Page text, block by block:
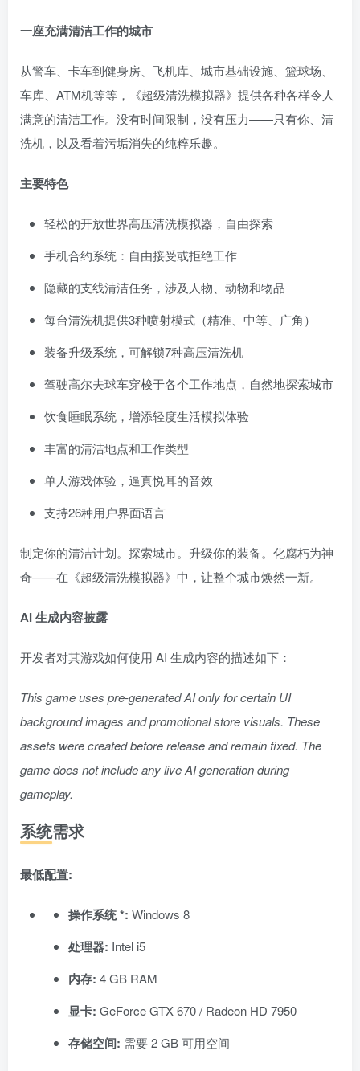
一座充满清洁工作的城市
从警车、卡车到健身房、飞机库、城市基础设施、篮球场、
车库、ATM机等等，《超级清洗模拟器》提供各种各样令人
满意的清洁工作。没有时间限制，没有压力——只有你、清
洗机，以及看着污垢消失的纯粹乐趣。
主要特色
轻松的开放世界高压清洗模拟器，自由探索
手机合约系统：自由接受或拒绝工作
隐藏的支线清洁任务，涉及人物、动物和物品
每台清洗机提供3种喷射模式（精准、中等、广角）
装备升级系统，可解锁7种高压清洗机
驾驶高尔夫球车穿梭于各个工作地点，自然地探索城市
饮食睡眠系统，增添轻度生活模拟体验
丰富的清洁地点和工作类型
单人游戏体验，逼真悦耳的音效
支持26种用户界面语言
制定你的清洁计划。探索城市。升级你的装备。化腐朽为神
奇——在《超级清洗模拟器》中，让整个城市焕然一新。
AI 生成内容披露
开发者对其游戏如何使用 AI 生成内容的描述如下：
This game uses pre-generated AI only for certain UI
background images and promotional store visuals. These
assets were created before release and remain fixed. The
game does not include any live AI generation during
gameplay.
系统需求
最低配置:
操作系统 *: Windows 8
处理器: Intel i5
内存: 4 GB RAM
显卡: GeForce GTX 670 / Radeon HD 7950
存储空间: 需要 2 GB 可用空间